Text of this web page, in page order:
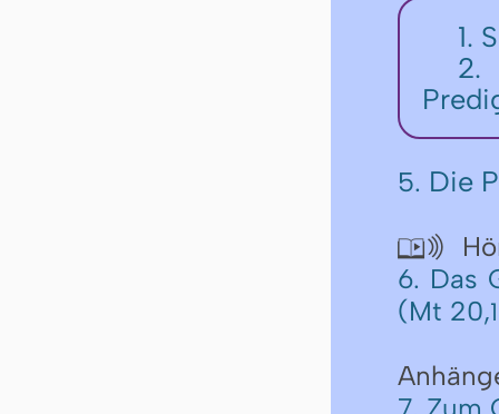
1.
2.
5. Die

6. Das
(Mt 20,